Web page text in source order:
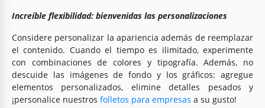
Increíble flexibilidad: bienvenidas las personalizaciones
Considere personalizar la apariencia además de reemplazar
el contenido. Cuando el tiempo es ilimitado, experimente
con combinaciones de colores y tipografía. Además, no
descuide las imágenes de fondo y los gráficos: agregue
elementos personalizados, elimine detalles pesados y
¡personalice nuestros folletos para empresas a su gusto!